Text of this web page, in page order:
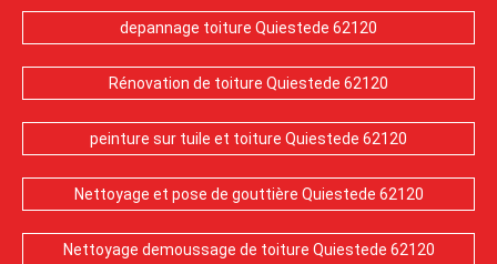
depannage toiture Quiestede 62120
Rénovation de toiture Quiestede 62120
peinture sur tuile et toiture Quiestede 62120
Nettoyage et pose de gouttière Quiestede 62120
Nettoyage demoussage de toiture Quiestede 62120